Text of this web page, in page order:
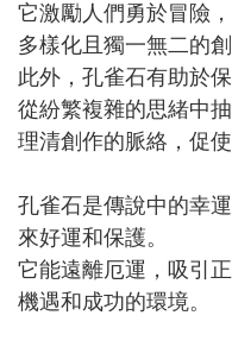
它激勵人們勇於冒險
多樣化且獨一無二的創
此外，孔雀石有助於
從紛繁複雜的思緒中抽
理清創作的脈絡，促
孔雀石是傳說中的幸
來好運和保護。
它能遠離厄運，吸引
機遇和成功的環境。